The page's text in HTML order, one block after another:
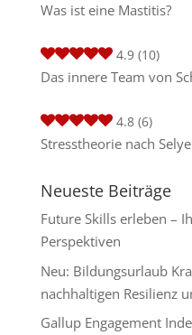
Was ist eine Mastitis?
4.9 (10)
Das innere Team von
4.8 (6)
Stresstheorie nach Selye
Neueste Beiträge
Future Skills erleben –
Perspektiven
Neu: Bildungsurlaub
nachhaltigen Resilienz
Gallup Engagement